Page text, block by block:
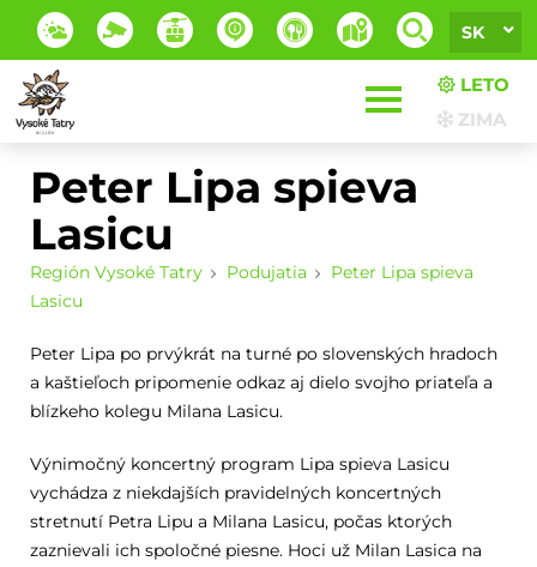
SK
LETO
ZIMA
Peter Lipa spieva
Lasicu
Región Vysoké Tatry Podujatia
Peter Lipa spieva
Lasicu
Peter Lipa po prvýkrát na turné po slovenských hradoch
a kaštieľoch pripomenie odkaz aj dielo svojho priateľa a
blízkeho kolegu Milana Lasicu.
Výnimočný koncertný program Lipa spieva Lasicu
vychádza z niekdajších pravidelných koncertných
stretnutí Petra Lipu a Milana Lasicu, počas ktorých
zaznievali ich spoločné piesne. Hoci už Milan Lasica na